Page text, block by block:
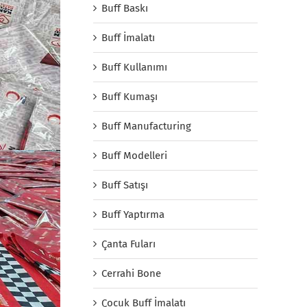
Buff Baskı
Buff İmalatı
Buff Kullanımı
Buff Kumaşı
Buff Manufacturing
Buff Modelleri
Buff Satışı
Buff Yaptırma
Çanta Fuları
Cerrahi Bone
Çocuk Buff İmalatı